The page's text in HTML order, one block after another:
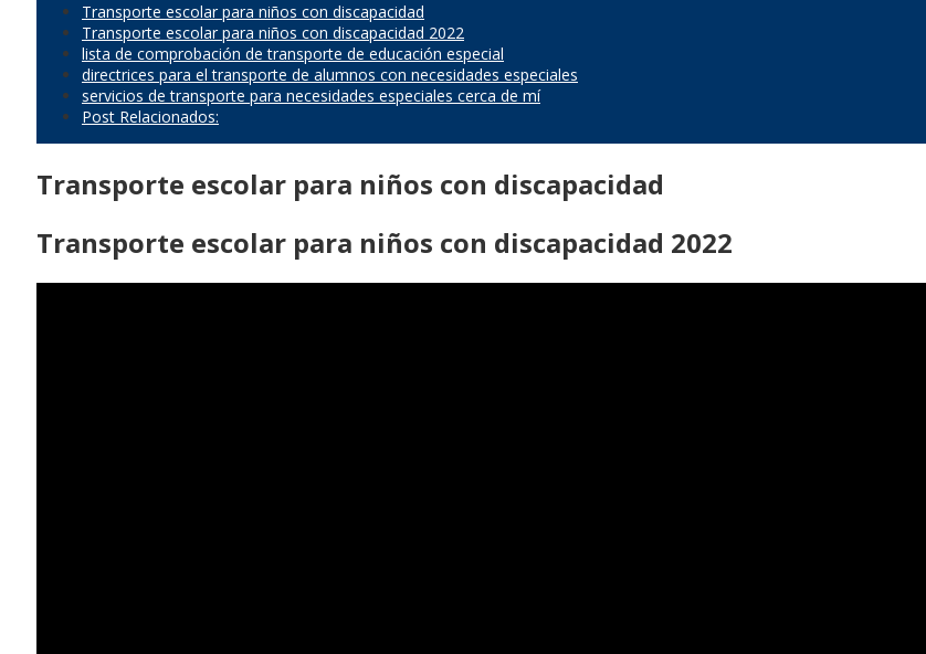
Transporte escolar para niños con discapacidad
Transporte escolar para niños con discapacidad 2022
lista de comprobación de transporte de educación especial
directrices para el transporte de alumnos con necesidades especiales
servicios de transporte para necesidades especiales cerca de mí
Post Relacionados:
Transporte escolar para niños con discapacidad
Transporte escolar para niños con discapacidad 2022